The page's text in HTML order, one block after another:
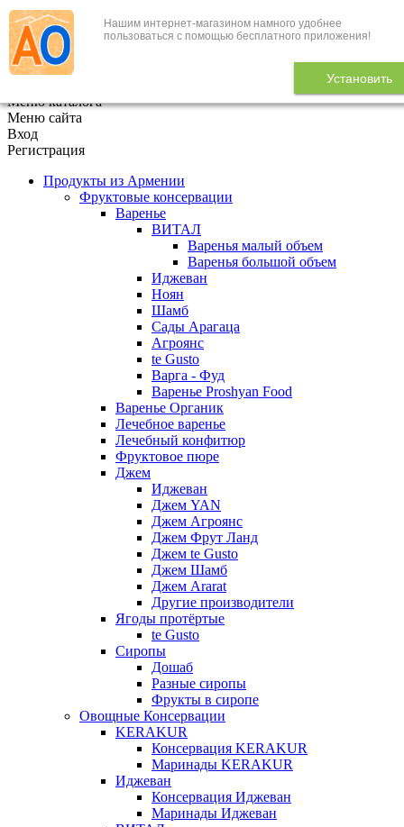
Нашим интернет-магазином намного удобнее
пользоваться с помощью бесплатного приложения!
Установить
+7 (495) 646-888-1
В корзине 0
Меню каталога
Меню сайта
Вход
Регистрация
Продукты из Армении
Фруктовые консервации
Варенье
ВИТАЛ
Варенья малый объем
Варенья большой объем
Иджеван
Ноян
Шамб
Сады Арагаца
Агроянс
te Gusto
Варга - Фуд
Варенье Proshyan Food
Варенье Органик
Лечебное варенье
Лечебный конфитюр
Фруктовое пюре
Джем
Иджеван
Джем YAN
Джем Агроянс
Джем Фрут Ланд
Джем te Gusto
Джем Шамб
Джем Ararat
Другие производители
Ягоды протёртые
te Gusto
Сиропы
Дошаб
Разные сиропы
Фрукты в сиропе
Овощные Консервации
KERAKUR
Консервация KERAKUR
Маринады KERAKUR
Иджеван
Консервация Иджеван
Маринады Иджеван